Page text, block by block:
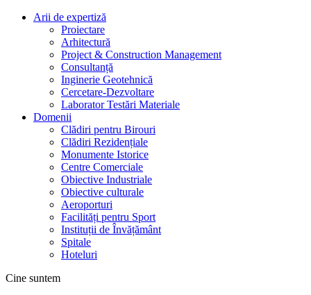
Arii de expertiză
Proiectare
Arhitectură
Project & Construction Management
Consultanță
Inginerie Geotehnică
Cercetare-Dezvoltare
Laborator Testări Materiale
Domenii
Clădiri pentru Birouri
Clădiri Rezidențiale
Monumente Istorice
Centre Comerciale
Obiective Industriale
Obiective culturale
Aeroporturi
Facilități pentru Sport
Instituții de Învățământ
Spitale
Hoteluri
Cine suntem